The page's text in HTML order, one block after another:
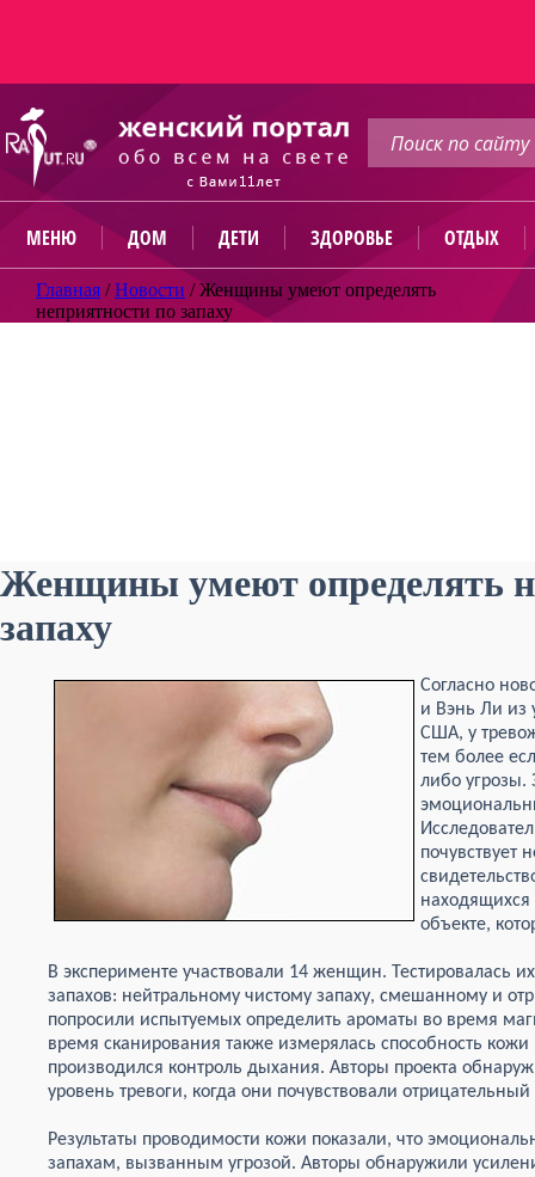
МЕНЮ ДОМ ДЕТИ ЗДОРОВЬЕ ОТДЫХ
Главная /Новости /Женщины умеют определять
неприятности по запаху
Женщины умеют определять
запаху
Согласно
и Вэнь Ли из
США, у
тем более
либо
почувствует
объекте,
В эксперименте участвовали 14 женщин. Тестировалась
запахов: нейтральному чистому запаху, смешанному и
попросили испытуемых определить ароматы во время
время сканирования также измерялась способность кожи
производился контроль дыхания. Авторы проекта
уровень тревоги, когда они почувствовали отрицательный
Результаты проводимости кожи показали, что
запахам, вызванным угрозой. Авторы обнаружили